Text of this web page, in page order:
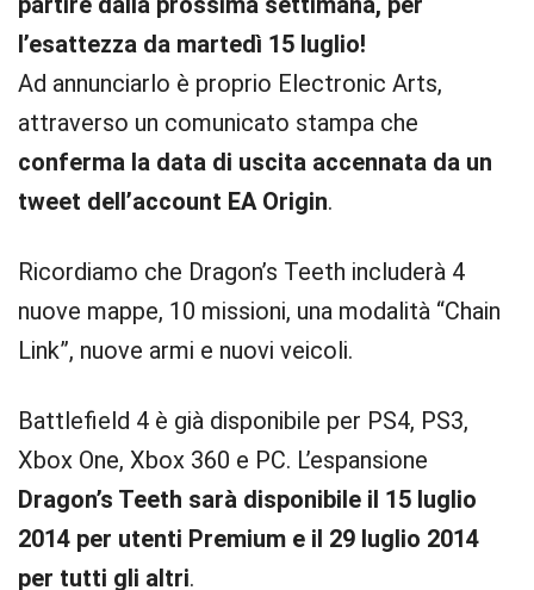
l’esattezza da martedì 15 luglio!
Ad annunciarlo è proprio Electronic Arts,
attraverso un comunicato stampa che
conferma la data di uscita accennata da un
tweet dell’account EA Origin.
Ricordiamo che Dragon’s Teeth includerà 4
nuove mappe, 10 missioni, una modalità “Chain
Link”, nuove armi e nuovi veicoli.
Battlefield 4 è già disponibile per PS4, PS3,
Xbox One, Xbox 360 e PC. L’espansione
Dragon’s Teeth sarà disponibile il 15 luglio
2014 per utenti Premium e il 29 luglio 2014
per tutti gli altri.